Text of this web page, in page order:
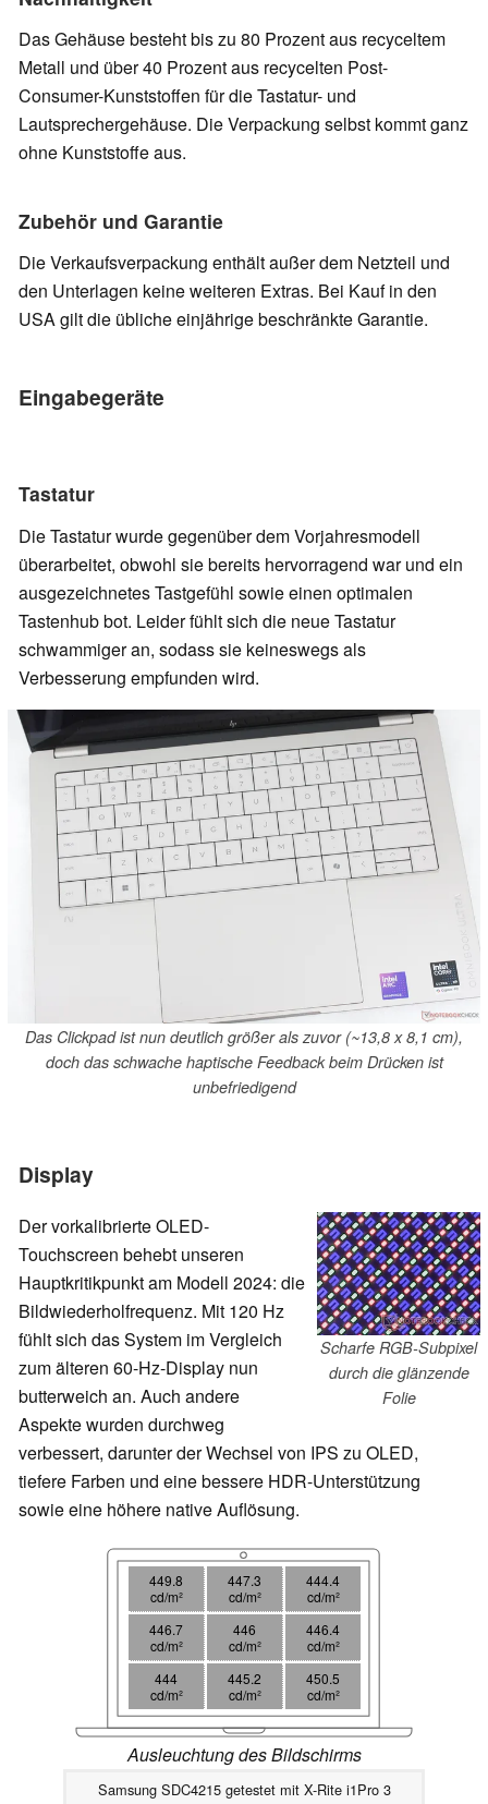
Das Gehäuse besteht bis zu 80 Prozent aus recyceltem
Metall und über 40 Prozent aus recycelten Post-
Consumer-Kunststoffen für die Tastatur- und
Lautsprechergehäuse. Die Verpackung selbst kommt ganz
ohne Kunststoffe aus.
Zubehör und Garantie
Die Verkaufsverpackung enthält außer dem Netzteil und
den Unterlagen keine weiteren Extras. Bei Kauf in den
USA gilt die übliche einjährige beschränkte Garantie.
Eingabegeräte
Tastatur
Die Tastatur wurde gegenüber dem Vorjahresmodell
überarbeitet, obwohl sie bereits hervorragend war und ein
ausgezeichnetes Tastgefühl sowie einen optimalen
Tastenhub bot. Leider fühlt sich die neue Tastatur
schwammiger an, sodass sie keineswegs als
Verbesserung empfunden wird.
Das Clickpad ist nun deutlich größer als zuvor (~13,8 x 8,1 cm),
doch das schwache haptische Feedback beim Drücken ist
unbefriedigend
Display
Scharfe RGB-Subpixel
durch die glänzende
Folie
Der vorkalibrierte OLED-
Touchscreen behebt unseren
Hauptkritikpunkt am Modell 2024: die
Bildwiederholfrequenz. Mit 120 Hz
fühlt sich das System im Vergleich
zum älteren 60-Hz-Display nun
butterweich an. Auch andere
Aspekte wurden durchweg
verbessert, darunter der Wechsel von IPS zu OLED,
tiefere Farben und eine bessere HDR-Unterstützung
sowie eine höhere native Auflösung.
449.8
cd/m²
447.3
cd/m²
444.4
cd/m²
446.7
cd/m²
446
cd/m²
446.4
cd/m²
444
cd/m²
445.2
cd/m²
450.5
cd/m²
Ausleuchtung des Bildschirms
Samsung SDC4215 getestet mit X-Rite i1Pro 3